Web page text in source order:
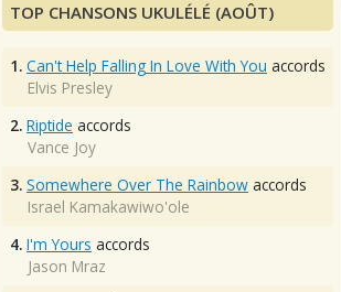
TOP CHANSONS UKULÉLÉ (AOÛT)
1. Can't Help Falling In Love With You accords
Elvis Presley
2. Riptide accords
Vance Joy
3. Somewhere Over The Rainbow accords
Israel Kamakawiwo'ole
4. I'm Yours accords
Jason Mraz